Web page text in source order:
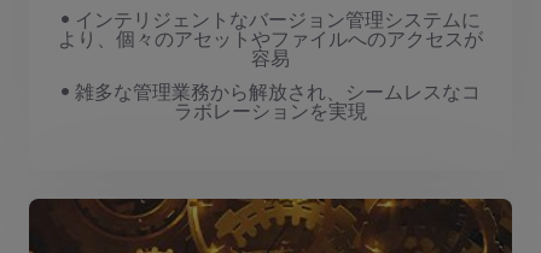
• インテリジェントなバージョン管理システムに
より、個々のアセットやファイルへのアクセスが
容易
• 雑多な管理業務から解放され、シームレスなコ
ラボレーションを実現